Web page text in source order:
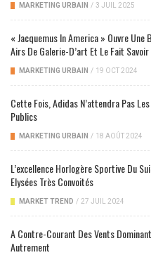
MARKETING URBAIN / 3 JUIL 2025
« Jacquemus In America » Ouvre
Airs De Galerie-D’art Et Le Fait Savoir
MARKETING URBAIN / 19 OCT 2024
Cette Fois, Adidas N’attendra Pas
Publics
MARKETING URBAIN / 18 AOÛT 2024
L’excellence Horlogère Sportive Du
Elysées Très Convoités
MARKET TREND / 27 JUIL 2024
A Contre-Courant Des Vents
Autrement